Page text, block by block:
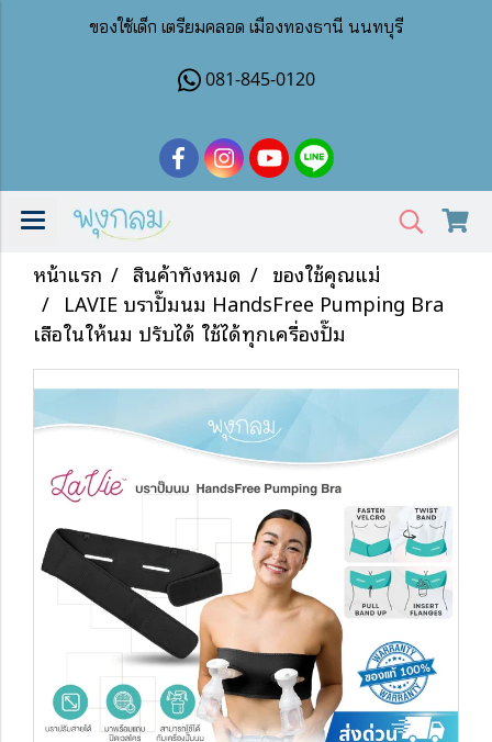
ของใช้เด็ก เตรียมคลอด เมืองทองธานี นนทบุรี
081-845-0120
หน้าแรก สินค้าทั้งหมด
ของใช้คุณแม่
LAVIE บราปั๊มนม HandsFree Pumping Bra
เสื้อในให้นม ปรับได้ ใช้ได้ทุกเครื่องปั๊ม